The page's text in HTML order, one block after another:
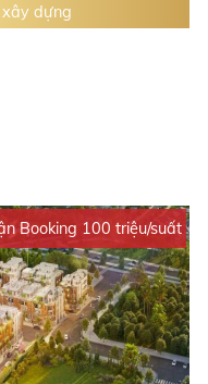
dựng
Booking 100 triệu/suất